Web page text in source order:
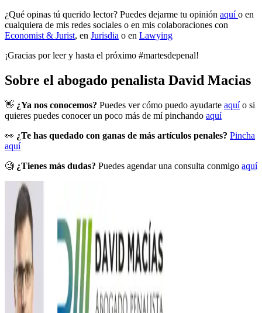
¿Qué opinas tú querido lector? Puedes dejarme tu opinión aquío en
cualquiera de mis redes sociales o en mis colaboraciones con
Economist & Jurist, en Jurisdia o en Lawying
¡Gracias por leer y hasta el próximo #martesdepenal!
Sobre el abogado penalista David Macias
👋 ¿Ya nos conocemos? Puedes ver cómo puedo ayudarte aquío si
quieres puedes conocer un poco más de mí pinchando aquí
👀 ¿Te has quedado con ganas de más artículos penales? Pincha
aquí
🧐 ¿Tienes más dudas? Puedes agendar una consulta conmigo aquí